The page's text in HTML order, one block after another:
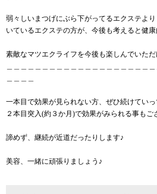
弱々しいまつげにぶら下がってるエクステよ
いているエクステの方が、今後も考えると健
素敵なマツエクライフを今後も楽しんでいた
一本目で効果が見られない方、ぜひ続けていっ
２本目突入(約３か月)で効果がみられる事もご
諦めず、継続が近道だったりします♪
美容、一緒に頑張りましょう♪